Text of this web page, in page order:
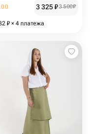
3 325₽3 500₽
₽ × 4 платежа